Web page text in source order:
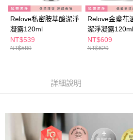
１．透過由恩沛科技股份有限公司提供之「
易，需依本服務之必要範圍內提供個人資料，
權轉讓予恩沛科技股份有限公司。
２．關於個人資料處理事宜，請瀏覽以下網址：
https://aftee.tw/terms/#terms3
３．未成年的使用者請事先徵得法定代理人或
時審查核予不同之上限額度；若仍有額度不足
每筆NT$65，滿NT$490(含以上)免運費
付款後7-11取貨
每筆NT$65，滿NT$490(含以上)免運費
付款後寶雅門市自取(由倉庫統一出貨)
Relove私密胺基酸潔淨
凝露120ml
NT$539
NT$580
Relove金盞花
潔淨凝露120ml
NT$609
NT$629
詳細說明